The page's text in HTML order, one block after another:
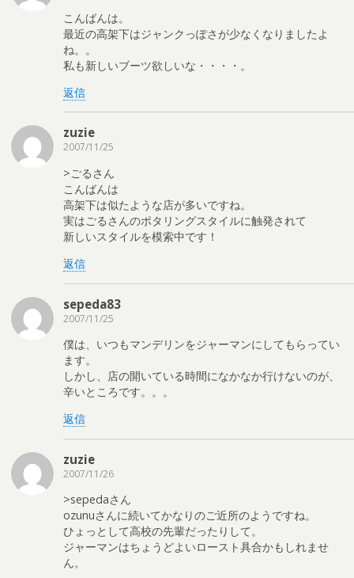
こんばんは。
最近の高架下はジャンクっぽさが少なくなりましたよ
ね。。
私も新しいブーツ欲しいな・・・・。
返信
zuzie
2007/11/25
>ごるさん
こんばんは
高架下は似たような店が多いですね。
実はごるさんのポタリングスタイルに触発されて
新しいスタイルを模索中です！
返信
sepeda83
2007/11/25
僕は、いつもマンデリンをジャーマンにしてもらってい
ます。
しかし、店の開いている時間になかなか行けないのが、
辛いところです。。。
返信
zuzie
2007/11/26
>sepedaさん
ozunuさんに続いてかなりのご近所のようですね。
ひょっとして高校の先輩だったりして。
ジャーマンはちょうどよいロースト具合かもしれませ
ん。